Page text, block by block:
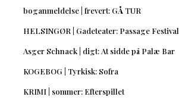
boganmeldelse | frevert: GÅ TUR
HELSINGØR | Gadeteater: Passage Festival
Asger Schnack | digt: At sidde på Palæ Bar
KOGEBOG | Tyrkisk: Sofra
KRIMI | sommer: Efterspillet